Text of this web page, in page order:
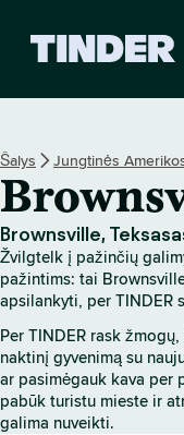
a
i
i
Šalys Jungtinės
Brownsville,
Žvilgtelk į pažinčių
pažintims: tai
apsilankyti, per TINDER
Per TINDER rask
naktinį gyvenimą su
ar pasimėgauk kava per
pabūk turistu mieste ir
galima nuveikti.